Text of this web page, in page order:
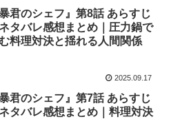
暴君のシェフ』第8話 あらすじ
タバレ感想まとめ｜圧力鍋で
料理対決と揺れる人間関係
2025.09.17
暴君のシェフ』第7話 あらすじ
タバレ感想まとめ｜料理対決